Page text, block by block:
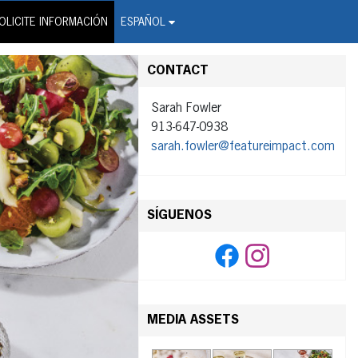
INFORMACIÓN ESPAÑOL
Wire Service
CONTACT
Sarah Fowler
913-647-0938
sarah.fowler@featureimpact.com
SÍGUENOS
MEDIA ASSETS